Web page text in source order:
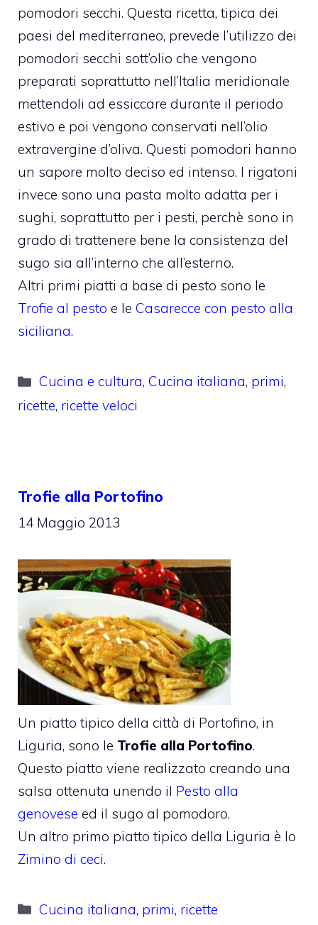
pomodori secchi. Questa ricetta, tipica dei
paesi del mediterraneo, prevede l’utilizzo dei
pomodori secchi sott’olio che vengono
preparati soprattutto nell’Italia meridionale
mettendoli ad essiccare durante il periodo
estivo e poi vengono conservati nell’olio
extravergine d’oliva. Questi pomodori hanno
un sapore molto deciso ed intenso. I rigatoni
invece sono una pasta molto adatta per i
sughi, soprattutto per i pesti, perchè sono in
grado di trattenere bene la consistenza del
sugo sia all’interno che all’esterno.
Altri primi piatti a base di pesto sono le
Trofie al pesto e le Casarecce con pesto alla
siciliana.
Categorie
Cucina e cultura,Cucina italiana, primi,
ricette, ricette veloci
Trofie alla Portofino
14 Maggio 2013
Un piatto tipico della città di Portofino, in
Liguria, sono le Trofie alla Portofino.
Questo piatto viene realizzato creando una
salsa ottenuta unendo il Pesto alla
genovese ed il sugo al pomodoro.
Un altro primo piatto tipico della Liguria è lo
Zimino di ceci.
Categorie
Cucina italiana, primi, ricette